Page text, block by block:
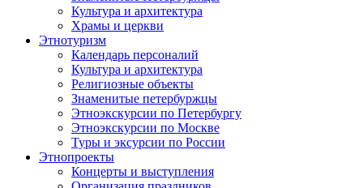
Культура и архитектура
Храмы и церкви
Этнотуризм
Календарь персоналий
Культура и архитектура
Религиозные объекты
Знаменитые петербуржцы
Этноэкскурсии по Петербургу
Этноэкскурсии по Москве
Туры и эксурсии по России
Этнопроекты
Концерты и выступления